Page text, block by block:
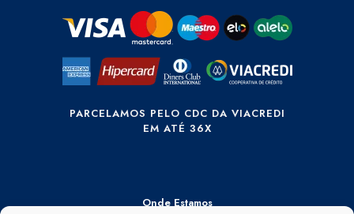
PARCELAMOS PELO CDC DA VIACREDI
EM ATÉ 36X
Onde Estamos